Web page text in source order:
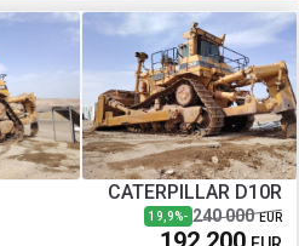
CATERPILLAR D10R
240 000 EUR
-19,9%